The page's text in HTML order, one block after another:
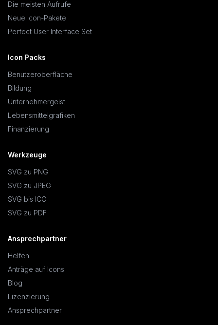
Die meisten Aufrufe
Neue Icon-Pakete
Perfect User Interface Set
Icon Packs
Benutzeroberfläche
Bildung
Unternehmergeist
Lebensmittelgrafiken
Finanzierung
Werkzeuge
SVG zu PNG
SVG zu JPEG
SVG bis ICO
SVG zu PDF
Ansprechpartner
Helfen
Anträge auf Icons
Blog
Lizenzierung
Ansprechpartner